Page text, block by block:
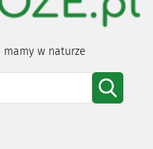
mamy w naturze